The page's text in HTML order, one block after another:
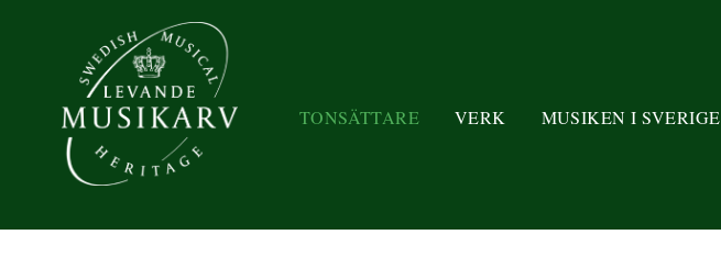
TONSÄTTARE VERK MUSIKEN I SVERIGE